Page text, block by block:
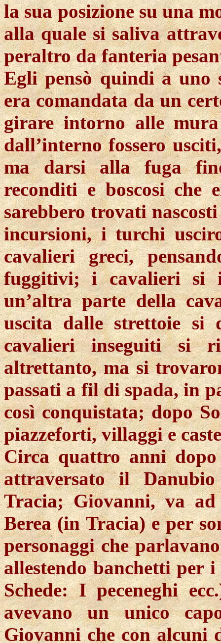
la sua posizione su una
alla quale si saliva
peraltro da fanteria
Egli pensò quindi a uno
era comandata da un
girare intorno alle
dall’interno fossero
ma darsi alla fuga
reconditi e boscosi che
sarebbero trovati
incursioni, i turchi
cavalieri greci,
fuggitivi; i cavalieri si
un’altra parte della
uscita dalle strettoie
cavalieri inseguiti si
altrettanto, ma si
passati a fil di spada, in
così conquistata; dopo
piazzeforti, villaggi e
Circa quattro anni
attraversato il
Tracia; Giovanni, va
Berea(in Tracia) e per
personaggi che
allestendo banchetti per
Schede: I peceneghi
avevano un unico
Giovanni che con alcuni